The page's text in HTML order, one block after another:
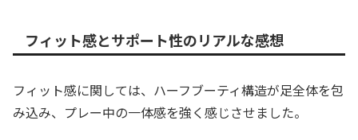
フィット感とサポート性のリアルな感想
フィット感に関しては、ハーフブーティ構造が足全体を包
み込み、プレー中の一体感を強く感じさせました。